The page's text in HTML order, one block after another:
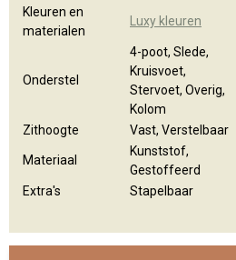
Kleuren en
materialen
Luxy kleuren
Onderstel
4-poot, Slede,
Kruisvoet,
Stervoet, Overig,
Kolom
Zithoogte
Vast, Verstelbaar
Materiaal
Kunststof,
Gestoffeerd
Extra's
Stapelbaar